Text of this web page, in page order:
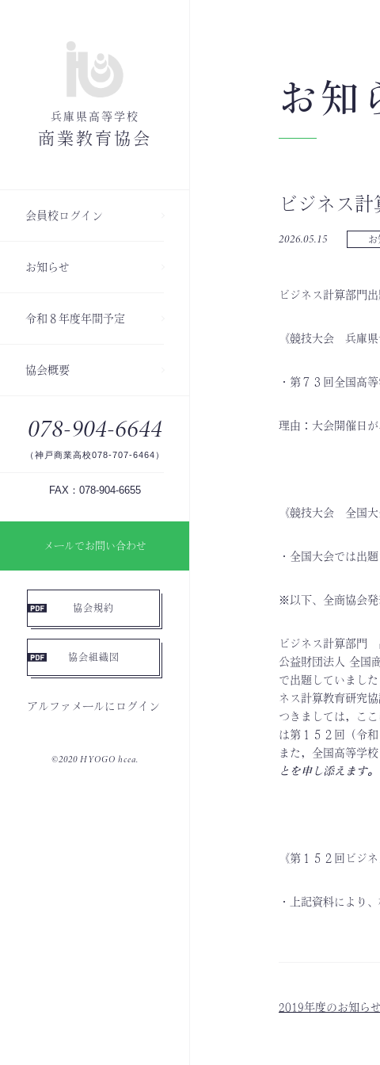
兵庫県高等学校
商業教育協会
会員校ログイン
お知らせ
令和８年度年間予定
協会概要
078-904-6644
（神戸商業高校078-707-6464）
FAX：078-904-6655
メールでお問い合わせ
協会規約
協会組織図
アルファメールにログイン
©2020 HYOGO hcea.
お知
ビジネス
2026.05.15 お
ビジネス計算部門
《競技大会 兵庫県
・第７３回全国高
理由：大会開催日
《競技大会 全国大
・全国大会では出
※以下、全商協会発
ビジネス計算部門
公益財団法人 全国
で出題していまし
ネス計算教育研究
つきましては，こ
は第１５２回（令
また，全国高等学
とを申し添えます。
《第１５２回ビジ
・上記資料により
2019年度のお知らせ